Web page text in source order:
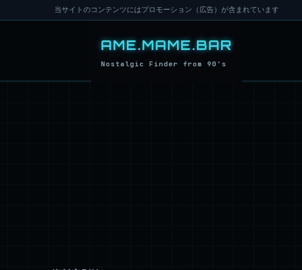
当サイトのコンテンツにはプロモーション（広告）が含まれています